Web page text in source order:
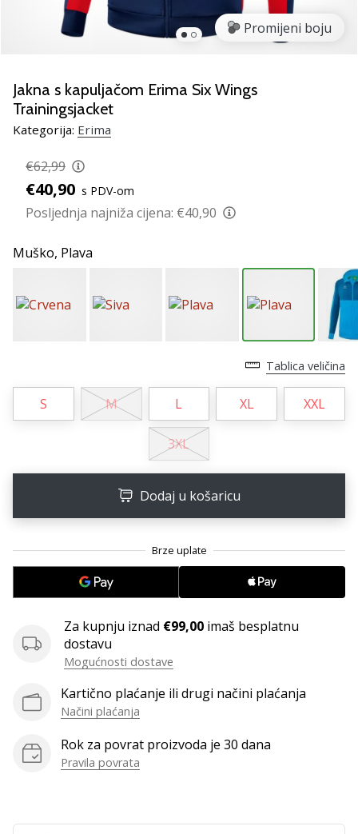
Pronađite
savršen
odbojku!
Pogledajte
naš
vodič
odaberite
obuću,
odjeću
najboljih
tržištu.
1 min. čitanja
Postani
brenda
odbojku
nas?
se
ambasador.
Prikaži
Promijeni boju
Jakna s kapuljačom Erima Six Wings
Trainingsjacket
Kategorija: Erima
€62,99
€40,90 s PDV-om
Posljednja najniža cijena: €40,90
Muško, Plava
Tablica veličina
S M L XL XXL
3XL
Dodaj u košaricu
Za kupnju iznad €99,00 imaš besplatnu
dostavu
Mogućnosti dostave
Kartično plaćanje ili drugi načini plaćanja
Načini plaćanja
Rok za povrat proizvoda je 30 dana
Pravila povrata